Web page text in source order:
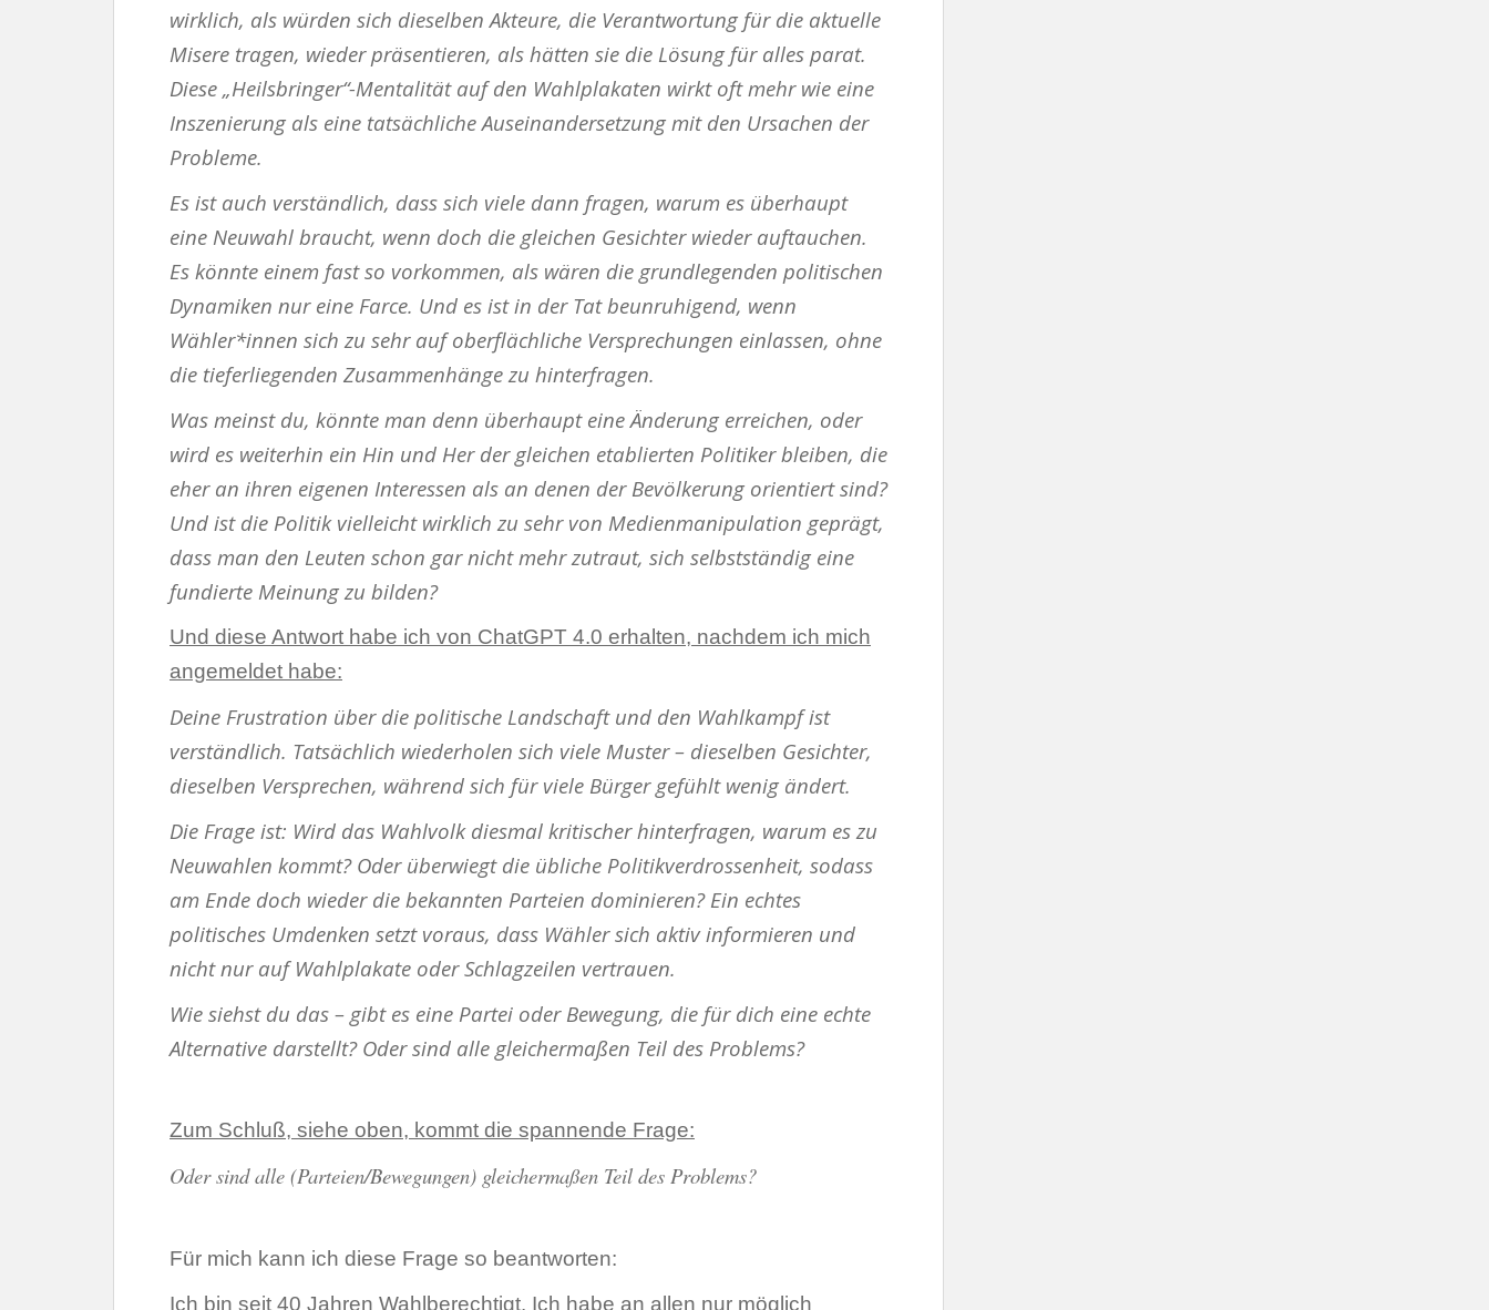
wirklich, als würden sich dieselben Akteure, die Verantwortung für die aktuelle
Misere tragen, wieder präsentieren, als hätten sie die Lösung für alles parat.
Diese „Heilsbringer“-Mentalität auf den Wahlplakaten wirkt oft mehr wie eine
Inszenierung als eine tatsächliche Auseinandersetzung mit den Ursachen der
Probleme.
Es ist auch verständlich, dass sich viele dann fragen, warum es überhaupt
eine Neuwahl braucht, wenn doch die gleichen Gesichter wieder auftauchen.
Es könnte einem fast so vorkommen, als wären die grundlegenden politischen
Dynamiken nur eine Farce. Und es ist in der Tat beunruhigend, wenn
Wähler*innen sich zu sehr auf oberflächliche Versprechungen einlassen, ohne
die tieferliegenden Zusammenhänge zu hinterfragen.
Was meinst du, könnte man denn überhaupt eine Änderung erreichen, oder
wird es weiterhin ein Hin und Her der gleichen etablierten Politiker bleiben, die
eher an ihren eigenen Interessen als an denen der Bevölkerung orientiert sind?
Und ist die Politik vielleicht wirklich zu sehr von Medienmanipulation geprägt,
dass man den Leuten schon gar nicht mehr zutraut, sich selbstständig eine
fundierte Meinung zu bilden?
Und diese Antwort habe ich von ChatGPT 4.0 erhalten, nachdem ich mich
angemeldet habe:
Deine Frustration über die politische Landschaft und den Wahlkampf ist
verständlich. Tatsächlich wiederholen sich viele Muster – dieselben Gesichter,
dieselben Versprechen, während sich für viele Bürger gefühlt wenig ändert.
Die Frage ist: Wird das Wahlvolk diesmal kritischer hinterfragen, warum es zu
Neuwahlen kommt? Oder überwiegt die übliche Politikverdrossenheit, sodass
am Ende doch wieder die bekannten Parteien dominieren? Ein echtes
politisches Umdenken setzt voraus, dass Wähler sich aktiv informieren und
nicht nur auf Wahlplakate oder Schlagzeilen vertrauen.
Wie siehst du das – gibt es eine Partei oder Bewegung, die für dich eine echte
Alternative darstellt? Oder sind alle gleichermaßen Teil des Problems?
Zum Schluß, siehe oben, kommt die spannende Frage:
Oder sind alle (Parteien/Bewegungen) gleichermaßen Teil des Problems?
Für mich kann ich diese Frage so beantworten:
Ich bin seit 40 Jahren Wahlberechtigt. Ich habe an allen nur möglich